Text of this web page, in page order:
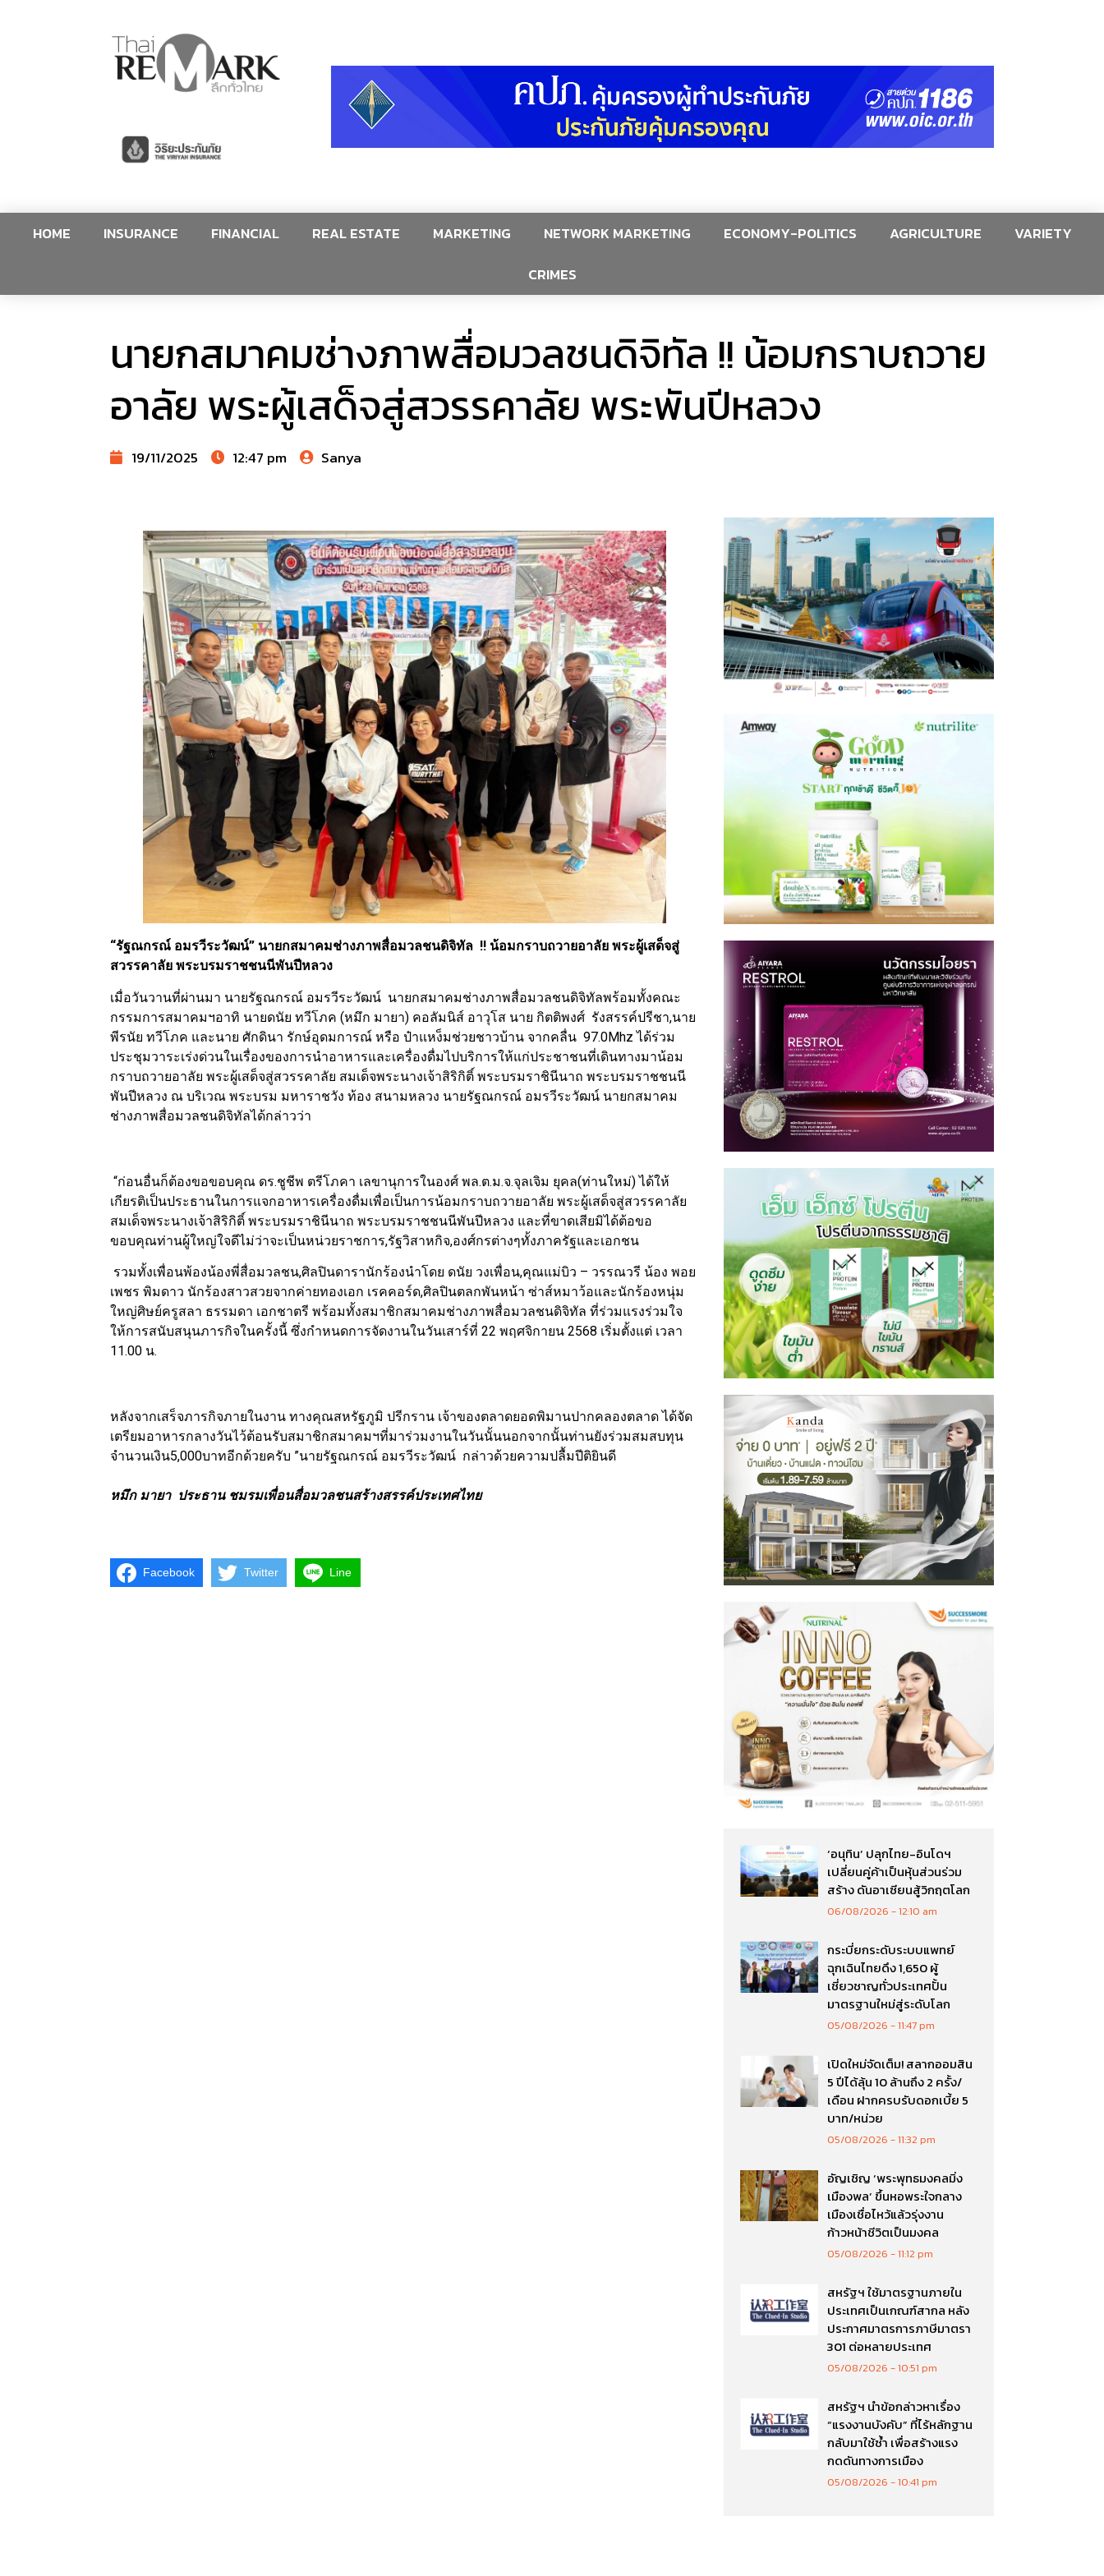
HOME INSURANCE FINANCIAL REAL ESTATE MARKETING NETWORK MARKETING ECONOMY-POLITICS AGRICULTURE
VARIETY
CRIMES
นายกสมาคมช่างภาพสื่อมวลชนดิจิทัล !! น้อมกราบถวาย
อาลัย พระผู้เสด็จสู่สวรรคาลัย พระพันปีหลวง
19/11/2025 12:47 pm Sanya
“รัฐณกรณ์ อมรวีระวัฒน์” นายกสมาคมช่างภาพสื่อมวลชนดิจิทัล !! น้อมกราบถวายอาลัย พระผู้เสด็จสู่
สวรรคาลัย พระบรมราชชนนีพันปีหลวง
เมื่อวันวานที่ผ่านมา นายรัฐณกรณ์ อมรวีระวัฒน์ นายกสมาคมช่างภาพสื่อมวลชนดิจิทัลพร้อมทั้งคณะ
กรรมการสมาคมฯอาทิ นายดนัย ทวีโภค (หมึก มายา) คอลัมนิส์ อาวุโส นาย กิตติพงศ์ รังสรรค์ปรีชา,นาย
พีรนัย ทวีโภค และนาย ศักดินา รักษ์อุดมการณ์ หรือ ป๋าแหง็มช่วยชาวบ้าน จากคลื่น 97.0Mhz ได้ร่วม
ประชุมวาระเร่งด่วนในเรื่องของการนำอาหารและเครื่องดื่มไปบริการให้แก่ประชาชนที่เดินทางมาน้อม
กราบถวายอาลัย พระผู้เสด็จสู่สวรรคาลัย สมเด็จพระนางเจ้าสิริกิติ์ พระบรมราชินีนาถ พระบรมราชชนนี
พันปีหลวง ณ บริเวณ พระบรม มหาราชวัง ท้อง สนามหลวง นายรัฐณกรณ์ อมรวีระวัฒน์ นายกสมาคม
ช่างภาพสื่อมวลชนดิจิทัลได้กล่าวว่า
“ก่อนอื่นก็ต้องขอขอบคุณ ดร.ชูชีพ ตรีโภคา เลขานุการในองศ์ พล.ต.ม.จ.จุลเจิม ยุคล(ท่านใหม่) ได้ให้
เกียรติเป็นประธานในการแจกอาหารเครื่องดื่มเพื่อเป็นการน้อมกราบถวายอาลัย พระผู้เสด็จสู่สวรรคาลัย
สมเด็จพระนางเจ้าสิริกิติ์ พระบรมราชินีนาถ พระบรมราชชนนีพันปีหลวง และที่ขาดเสียมิได้ต้อขอ
ขอบคุณท่านผู้ใหญ่ใจดีไม่ว่าจะเป็นหน่วยราชการ,รัฐวิสาหกิจ,องศ์กรต่างๆทั้งภาครัฐและเอกชน
รวมทั้งเพื่อนพ้องน้องพี่สื่อมวลชน,ศิลปินดารานักร้องนำโดย ดนัย วงเพื่อน,คุณแม่บิว – วรรณวรี น้อง พอย
เพชร พิมดาว นักร้องสาวสวยจากค่ายทองเอก เรคคอร์ด,ศิลปินตลกพันหน้า ซ่าส์หมาว้อและนักร้องหนุ่ม
ใหญ่ศิษย์ครูสลา ธรรมดา เอกชาตรี พร้อมทั้งสมาชิกสมาคมช่างภาพสื่อมวลชนดิจิทัล ที่ร่วมแรงร่วมใจ
ให้การสนับสนุนภารกิจในครั้งนี้ ซึ่งกำหนดการจัดงานในวันเสาร์ที่ 22 พฤศจิกายน 2568 เริ่มตั้งแต่ เวลา
11.00 น.
หลังจากเสร็จภารกิจภายในงาน ทางคุณสหรัฐภูมิ ปรีกราน เจ้าของตลาดยอดพิมานปากคลองตลาด ได้จัด
เตรียมอาหารกลางวันไว้ต้อนรับสมาชิกสมาคมฯที่มาร่วมงานในวันนั้นนอกจากนั้นท่านยังร่วมสมสบทุน
จำนวนเงิน5,000บาทอีกด้วยครับ ”นายรัฐณกรณ์ อมรวีระวัฒน์ กล่าวด้วยความปลื้มปีติยินดี
หมึก มายา ประธาน ชมรมเพื่อนสื่อมวลชนสร้างสรรค์ประเทศไทย
Facebook Twitter Line
‘อนุทิน’ ปลุกไทย-อินโดฯ
เปลี่ยนคู่ค้าเป็นหุ้นส่วนร่วม
สร้าง ดันอาเซียนสู้วิกฤตโลก
06/08/2026 12:10 am
กระบี่ยกระดับระบบแพทย์
ฉุกเฉินไทยดึง 1,650 ผู้
เชี่ยวชาญทั่วประเทศปั้น
มาตรฐานใหม่สู่ระดับโลก
05/08/2026 11:47 pm
เปิดใหม่จัดเต็ม! สลากออมสิน
5 ปีได้ลุ้น 10 ล้านถึง 2 ครั้ง/
เดือน ฝากครบรับดอกเบี้ย 5
บาท/หน่วย
05/08/2026 11:32 pm
อัญเชิญ ‘พระพุทธมงคลมิ่ง
เมืองพล’ ขึ้นหอพระใจกลาง
เมืองเชื่อไหว้แล้วรุ่งงาน
ก้าวหน้าชีวิตเป็นมงคล
05/08/2026 11:12 pm
สหรัฐฯ ใช้มาตรฐานภายใน
ประเทศเป็นเกณฑ์สากล หลัง
ประกาศมาตรการภาษีมาตรา
301 ต่อหลายประเทศ
05/08/2026 10:51 pm
สหรัฐฯ นำข้อกล่าวหาเรื่อง
“แรงงานบังคับ” ที่ไร้หลักฐาน
กลับมาใช้ซ้ำ เพื่อสร้างแรง
กดดันทางการเมือง
05/08/2026 10:41 pm